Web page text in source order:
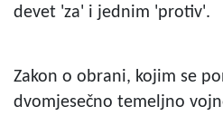
devet 'za' i jednim 'protiv'.
Zakon o obrani, kojim se
dvomjesečno temeljno